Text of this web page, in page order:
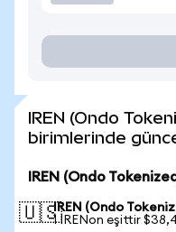
IREN (Ondo
birimlerinde
IREN (Ondo
🇺🇸IREN (Ondo
1 IRENon eşittir